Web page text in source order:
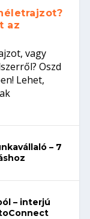
az
vagy
Oszd
Lehet,
– 7
– interjú